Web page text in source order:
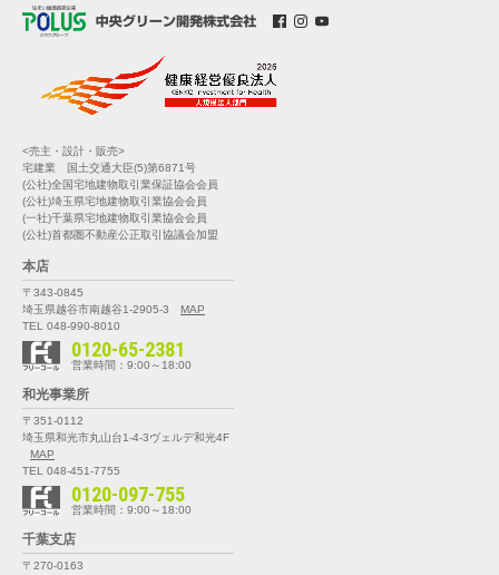
<売主・設計・販売>
宅建業 国土交通大臣(5)第6871号
(公社)全国宅地建物取引業保証協会会員
(公社)埼玉県宅地建物取引業協会会員
(一社)千葉県宅地建物取引業協会会員
(公社)首都圏不動産公正取引協議会加盟
本店
〒343-0845
埼玉県越谷市南越谷1-2905-3
MAP
TEL 048-990-8010
0120-65-2381
営業時間：9:00～18:00
和光事業所
〒351-0112
埼玉県和光市丸山台1-4-3ヴェルデ和光4F
MAP
TEL 048-451-7755
0120-097-755
営業時間：9:00～18:00
千葉支店
〒270-0163